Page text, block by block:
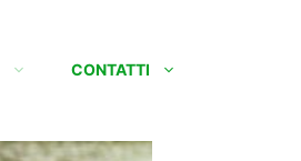
CONTATTI